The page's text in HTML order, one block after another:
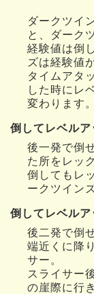
ダークツイ
と、ダーク
経験値は倒
ズは経験値
タイムアタ
した時にレ
変わります。
倒してレベル
後一発で倒
た所をレッ
倒してもレ
ークツイン
倒してレベル
後二発で倒
端近くに降
サー。
スライサー
の崖際に行